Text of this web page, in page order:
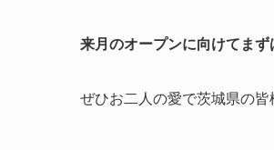
来月のオープンに向けてまず
ぜひお二人の愛で茨城県の